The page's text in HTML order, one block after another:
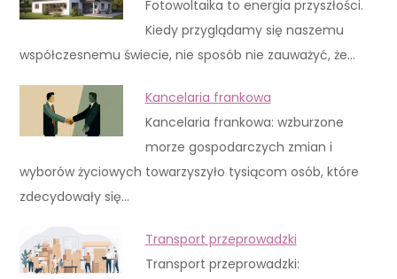
Fotowoltaika to energia przyszłości.
Kiedy przyglądamy się naszemu
współczesnemu świecie, nie sposób nie zauważyć, że…
Kancelaria frankowa
Kancelaria frankowa: wzburzone
morze gospodarczych zmian i
wyborów życiowych towarzyszyło tysiącom osób, które
zdecydowały się…
Transport przeprowadzki
Transport przeprowadzki: